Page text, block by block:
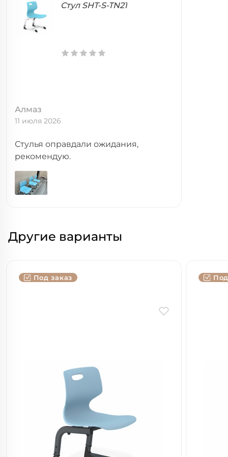
Стул SHT-S-TN21
Алмаз
11 июля 2026
Стулья оправдали ожидания,
рекомендую.
Другие варианты
Под заказ